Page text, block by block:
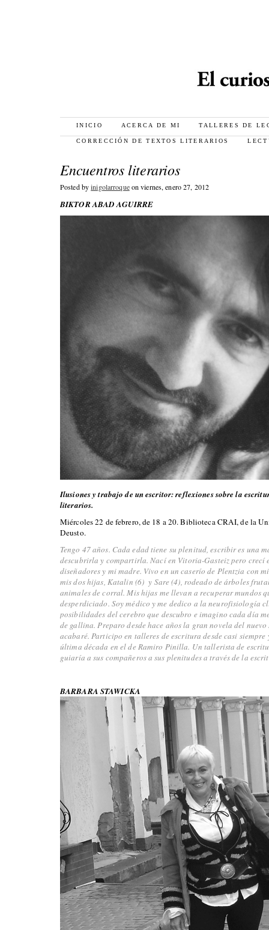
INICIO ACERCA DE MI TALLERES DE
CORRECCIÓN DE TEXTOS LITERARIOS
Encuentros literarios
Posted byinigolarroqueon viernes, enero 27, 2012
BIKTOR ABAD AGUIRRE
Ilusiones y trabajo de un escritor: reflexiones sobre la
literarios.
Miércoles 22 de febrero, de 18 a 20. Biblioteca CRAI, de la
Deusto.
Tengo 47 años. Cada edad tiene su plenitud, escribir es una
descubrirla y compartirla. Nací en Vitoria-Gasteiz pero crecí
diseñadores y mi madre. Vivo en un caserío de Plentzia con
mis dos hijas, Katalin (6) y Sare (4), rodeado de árboles
animales de corral. Mis hijas me llevan a recuperar mundos
desperdiciado. Soy médico y me dedico a la neurofisiología
posibilidades del cerebro que descubro e imagino cada día
de gallina. Preparo desde hace años la gran novela del nuevo
acabaré. Participo en talleres de escritura desde casi
última década en el de Ramiro Pinilla. Un tallerista de
guiaría a sus compañeros a sus plenitudes a través de la
BARBARA STAWICKA